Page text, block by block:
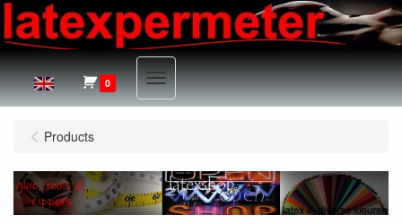
0 Menu
Products